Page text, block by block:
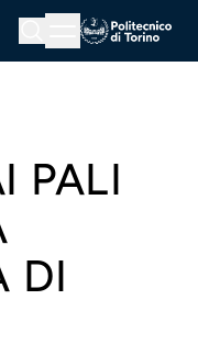
Menu button
PALI
DI